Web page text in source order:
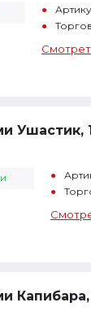
Ушастик,